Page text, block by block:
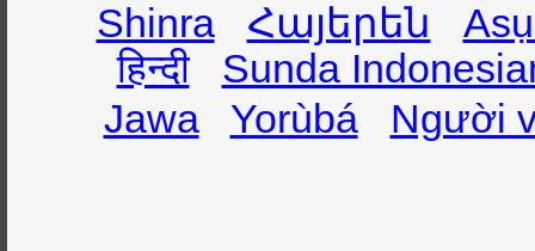
Shinra
Հայերեն
हिन्दी
Sunda
Jawa
Yorùbá Người